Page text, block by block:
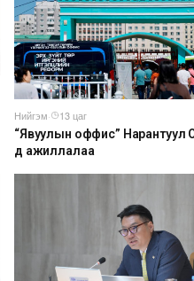
Нийгэм·
13 цаг
“Явуулын оффис” Нарантуул
д ажиллалаа